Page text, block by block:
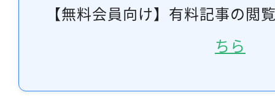
【無料会員向け】有料記事の閲
ちら